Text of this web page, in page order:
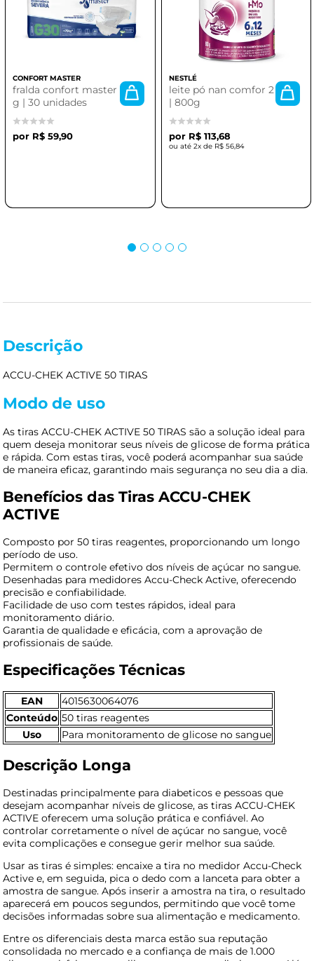
CONFORT MASTER
fralda confort master
g | 30 unidades
R$ 59,90
NESTLÉ
leite pó nan comfor 2
| 800g
R$ 113,68
2x de R$ 56,84
Descrição
ACCU-CHEK ACTIVE 50 TIRAS
Modo de uso
As tiras ACCU-CHEK ACTIVE 50 TIRAS são a solução ideal para
quem deseja monitorar seus níveis de glicose de forma prática
e rápida. Com estas tiras, você poderá acompanhar sua saúde
de maneira eficaz, garantindo mais segurança no seu dia a dia.
Benefícios das Tiras ACCU-CHEK
ACTIVE
Composto por 50 tiras reagentes, proporcionando um longo
período de uso.
Permitem o controle efetivo dos níveis de açúcar no sangue.
Desenhadas para medidores Accu-Check Active, oferecendo
precisão e confiabilidade.
Facilidade de uso com testes rápidos, ideal para
monitoramento diário.
Garantia de qualidade e eficácia, com a aprovação de
profissionais de saúde.
Especificações Técnicas
EAN
4015630064076
Conteúdo 50 tiras reagentes
Uso
Para monitoramento de glicose no sangue
Descrição Longa
Destinadas principalmente para diabeticos e pessoas que
desejam acompanhar níveis de glicose, as tiras ACCU-CHEK
ACTIVE oferecem uma solução prática e confiável. Ao
controlar corretamente o nível de açúcar no sangue, você
evita complicações e consegue gerir melhor sua saúde.
Usar as tiras é simples: encaixe a tira no medidor Accu-Check
Active e, em seguida, pica o dedo com a lanceta para obter a
amostra de sangue. Após inserir a amostra na tira, o resultado
aparecerá em poucos segundos, permitindo que você tome
decisões informadas sobre sua alimentação e medicamento.
Entre os diferenciais desta marca estão sua reputação
consolidada no mercado e a confiança de mais de 1.000